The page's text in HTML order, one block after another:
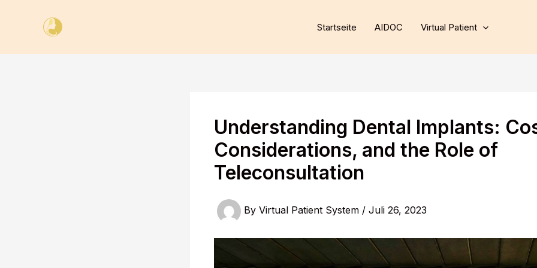
Startseite AIDOC Virtual Patient
Understanding Dental Implants:
Considerations, and the Role of
Teleconsultation
By Virtual Patient System / Juli 26, 2023